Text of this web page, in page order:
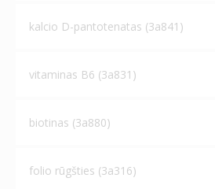
kalcio D-pantotenatas (3а841)
vitaminas B6 (3а831)
biotinas (3а880)
folio rūgšties (3а316)